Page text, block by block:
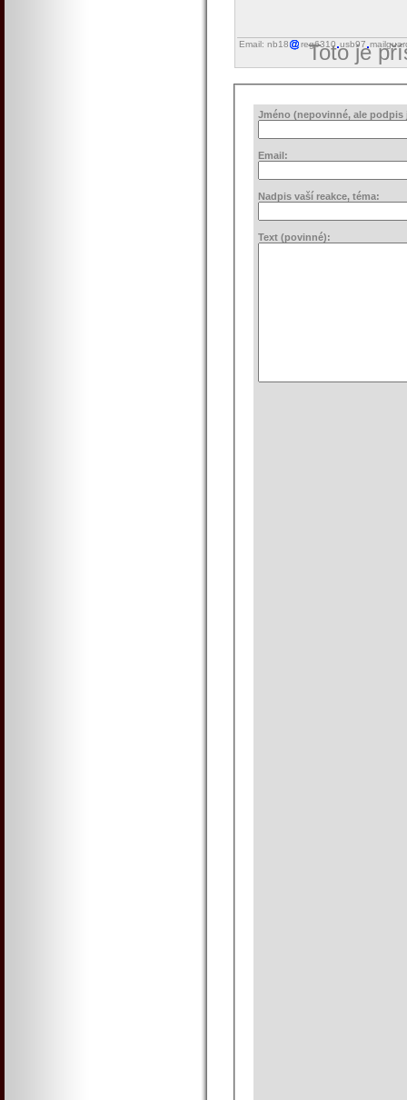
Email: nb18 reg6310 usb97
Toto je
Jméno (nepovinné, ale podpis
Email:
Nadpis vaší reakce, téma:
Text (povinné):